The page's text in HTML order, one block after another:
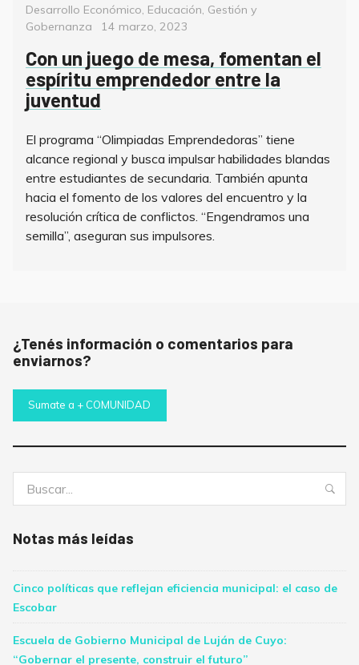
Categorías
Desarrollo Económico Educación Gestión y
Gobernanza
Posted
14 marzo, 2023
Con un juego de mesa, fomentan el
espíritu emprendedor entre la
juventud
El programa “Olimpiadas Emprendedoras” tiene
alcance regional y busca impulsar habilidades blandas
entre estudiantes de secundaria. También apunta
hacia el fomento de los valores del encuentro y la
resolución crítica de conflictos. “Engendramos una
semilla”, aseguran sus impulsores.
¿Tenés información o comentarios para
enviarnos?
Sumate a + COMUNIDAD
Notas más leídas
Cinco políticas que reflejan eficiencia municipal: el caso de
Escobar
Escuela de Gobierno Municipal de Luján de Cuyo:
“Gobernar el presente, construir el futuro”